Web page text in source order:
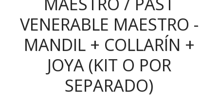
VENERABLE MAESTRO -
MANDIL + COLLARÍN +
JOYA (KIT O POR
SEPARADO)